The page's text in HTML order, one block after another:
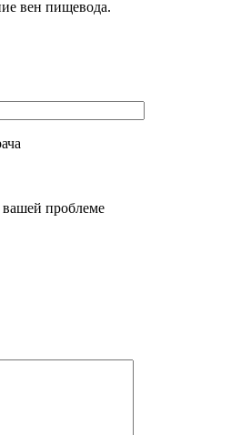
вен пищевода.
проблеме